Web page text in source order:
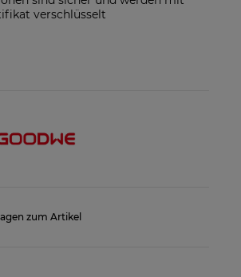
verschlüsselt
zum Artikel